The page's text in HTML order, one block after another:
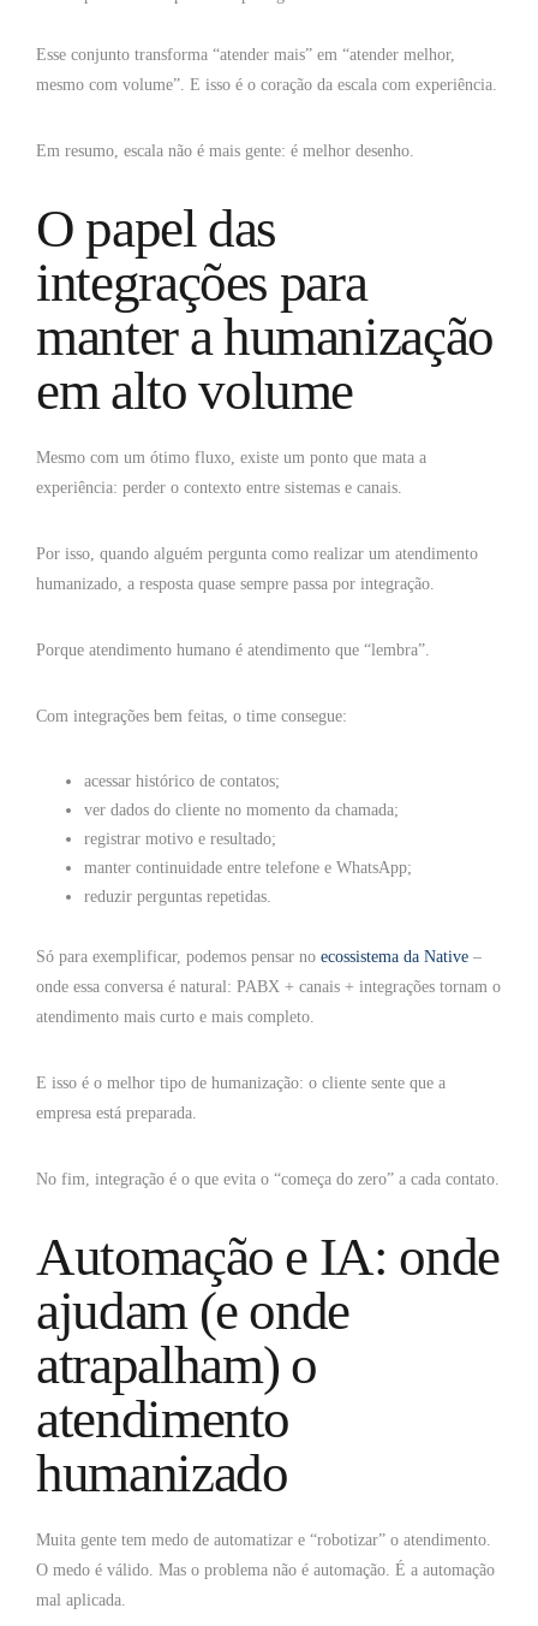
Esse conjunto transforma “atender mais” em “atender melhor,
mesmo com volume”. E isso é o coração da escala com experiência.
Em resumo, escala não é mais gente: é melhor desenho.
O papel das
integrações para
manter a humanização
em alto volume
Mesmo com um ótimo fluxo, existe um ponto que mata a
experiência: perder o contexto entre sistemas e canais.
Por isso, quando alguém pergunta como realizar um atendimento
humanizado, a resposta quase sempre passa por integração.
Porque atendimento humano é atendimento que “lembra”.
Com integrações bem feitas, o time consegue:
acessar histórico de contatos;
ver dados do cliente no momento da chamada;
registrar motivo e resultado;
manter continuidade entre telefone e WhatsApp;
reduzir perguntas repetidas.
Só para exemplificar, podemos pensar no ecossistema da Native –
onde essa conversa é natural: PABX + canais + integrações tornam o
atendimento mais curto e mais completo.
E isso é o melhor tipo de humanização: o cliente sente que a
empresa está preparada.
No fim, integração é o que evita o “começa do zero” a cada contato.
Automação e IA: onde
ajudam (e onde
atrapalham) o
atendimento
humanizado
Muita gente tem medo de automatizar e “robotizar” o atendimento.
O medo é válido. Mas o problema não é automação. É a automação
mal aplicada.